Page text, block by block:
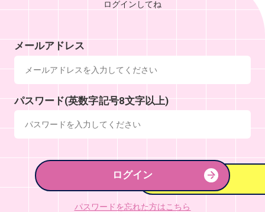
ログインしてね
メールアドレス
パスワード(英数字記号8文字以上)
ログイン
パスワードを忘れた方はこちら